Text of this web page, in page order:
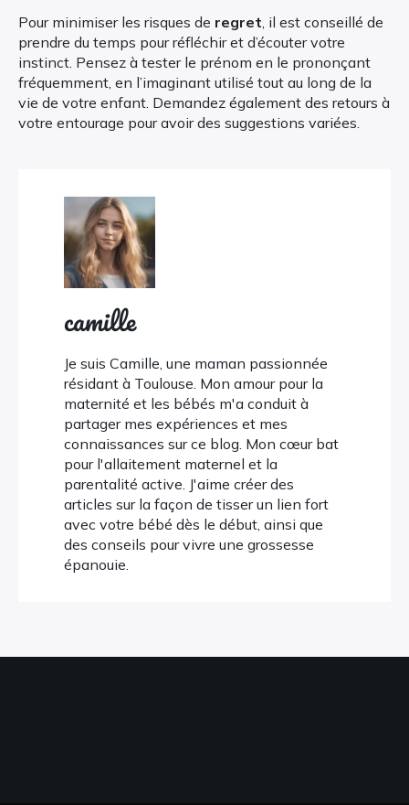
Pour minimiser les risques de regret , il est conseillé de
prendre du temps pour réfléchir et d’écouter votre
instinct. Pensez à tester le prénom en le prononçant
fréquemment, en l’imaginant utilisé tout au long de la
vie de votre enfant. Demandez également des retours à
votre entourage pour avoir des suggestions variées.
camille
Je suis Camille, une maman passionnée
résidant à Toulouse. Mon amour pour la
maternité et les bébés m'a conduit à
partager mes expériences et mes
connaissances sur ce blog. Mon cœur bat
pour l'allaitement maternel et la
parentalité active. J'aime créer des
articles sur la façon de tisser un lien fort
avec votre bébé dès le début, ainsi que
des conseils pour vivre une grossesse
épanouie.